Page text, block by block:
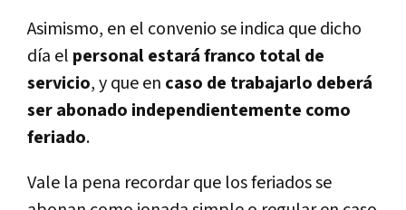
Asimismo, en el convenio se indica que dicho
día el personal estará franco total de
servicio, y que en caso de trabajarlo deberá
ser abonado independientemente como
feriado.
Vale la pena recordar que los feriados se